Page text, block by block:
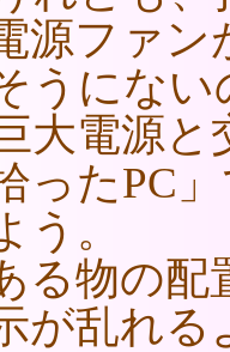
源ファ
うにな
大電源
ったPC
う。
物の配
が乱れる